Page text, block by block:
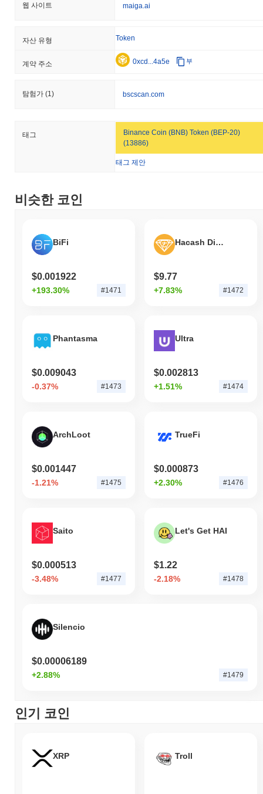
웹 사이트 maiga.ai
자산 유형 Token
계약 주소 0xcd...4a5e 부
탐험가 (1) bscscan.com
태그
Binance Coin (BNB) Token (BEP-20)
(13886)
태그 제안
비슷한 코인
BiFi
$0.001922
+193.30% #1471
Hacash Diamond
$9.77
+7.83% #1472
Phantasma
$0.009043
-0.37% #1473
Ultra
$0.002813
+1.51% #1474
ArchLoot
$0.001447
-1.21% #1475
TrueFi
$0.000873
+2.30% #1476
Saito
$0.000513
-3.48% #1477
Let's Get HAI
$1.22
-2.18% #1478
Silencio
$0.00006189
+2.88% #1479
인기 코인
XRP Troll